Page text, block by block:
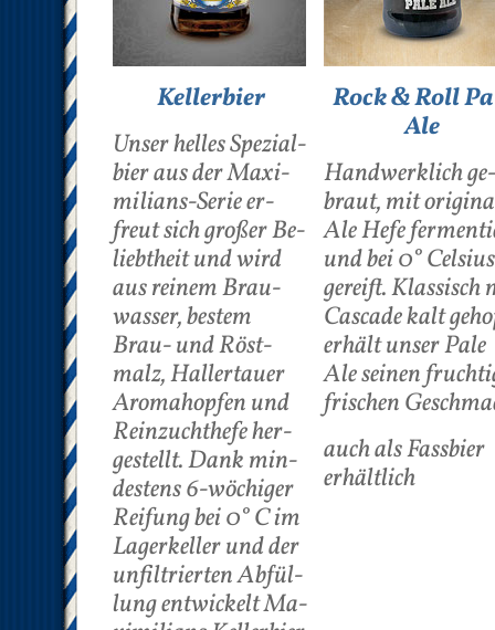
Kellerbier
Un­ser hel­les Spe­zi­al­
bier aus der Ma­xi­
mi­li­ans-Se­rie er­
freut sich gro­ßer Be­
liebt­heit und wird
aus rei­nem Brau­
was­ser, bes­tem
Brau- und Röst­
malz, Hal­ler­tau­er
Aro­mahop­fen und
Rein­zucht­he­fe her­
ge­stellt. Dank min­
des­tens 6-wö­chi­ger
Rei­fung bei 0° C im
La­ger­kel­ler und der
un­fil­trier­ten Ab­fül­
lung ent­wi­ckelt Ma­
Rock & Roll
Ale
Hand­werk­lich ge­
braut, mit
Ale He­fe
und bei 0° Cel­si­us
ge­reift. Klas­sisch
Cas­ca­de kalt
er­hält un­ser Pa­le
Ale sei­nen
fri­schen
auch als Fassbier
erhältlich